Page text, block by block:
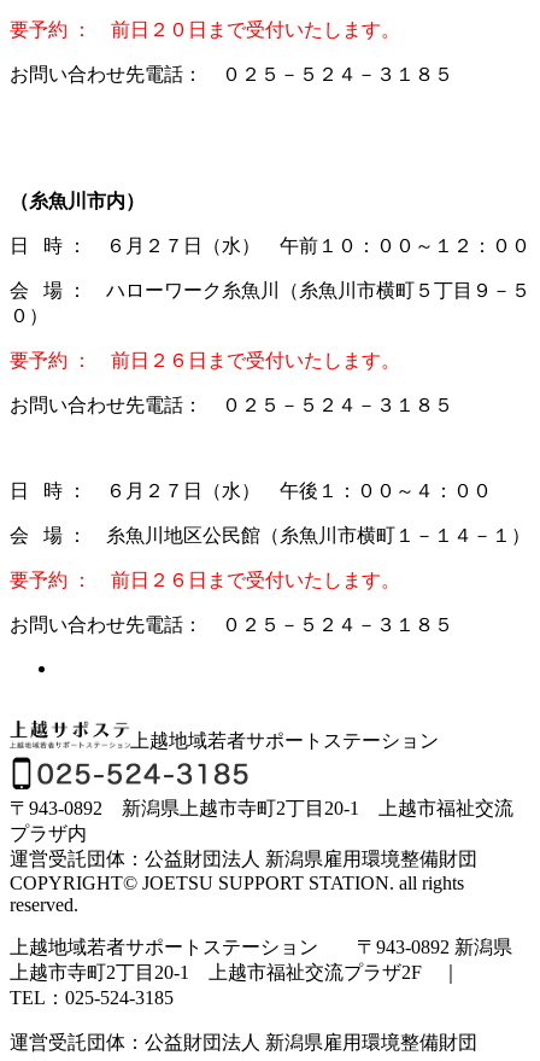
要予約 ： 前日２０日まで受付いたします。
お問い合わせ先電話： ０２５－５２４－３１８５
（糸魚川市内）
日 時 ： ６月２７日（水） 午前１０：００～１２：００
会 場 ： ハローワーク糸魚川（糸魚川市横町５丁目９－５
０）
要予約 ： 前日２６日まで受付いたします。
お問い合わせ先電話： ０２５－５２４－３１８５
日 時 ： ６月２７日（水） 午後１：００～４：００
会 場 ： 糸魚川地区公民館（糸魚川市横町１－１４－１）
要予約 ： 前日２６日まで受付いたします。
お問い合わせ先電話： ０２５－５２４－３１８５
上越地域若者サポートステーション
〒943-0892 新潟県上越市寺町2丁目20-1 上越市福祉交流
プラザ内
運営受託団体：公益財団法人 新潟県雇用環境整備財団
COPYRIGHT© JOETSU SUPPORT STATION. all rights
reserved.
上越地域若者サポートステーション 〒943-0892 新潟県
上越市寺町2丁目20-1 上越市福祉交流プラザ2F ｜
TEL：025-524-3185
運営受託団体：公益財団法人 新潟県雇用環境整備財団